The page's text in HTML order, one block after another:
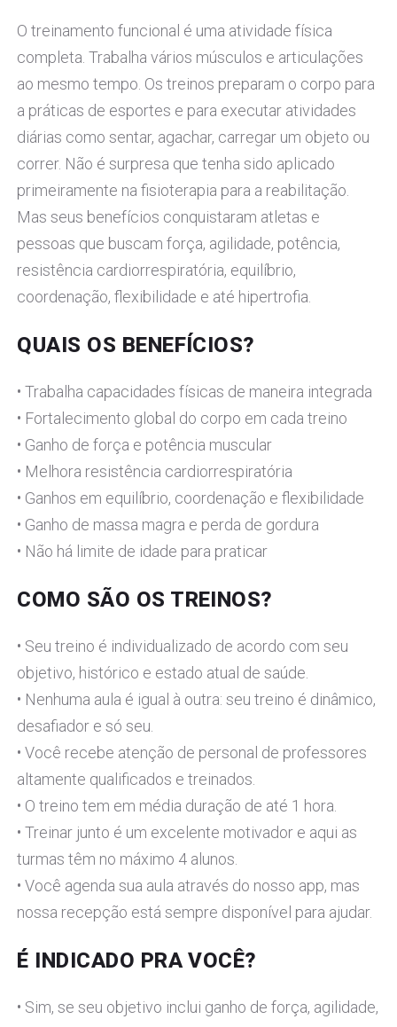
O treinamento funcional é uma atividade física
completa. Trabalha vários músculos e articulações
ao mesmo tempo. Os treinos preparam o corpo para
a práticas de esportes e para executar atividades
diárias como sentar, agachar, carregar um objeto ou
correr. Não é surpresa que tenha sido aplicado
primeiramente na fisioterapia para a reabilitação.
Mas seus benefícios conquistaram atletas e
pessoas que buscam força, agilidade, potência,
resistência cardiorrespiratória, equilíbrio,
coordenação, flexibilidade e até hipertrofia.
QUAIS OS BENEFÍCIOS?
• Trabalha capacidades físicas de maneira integrada
• Fortalecimento global do corpo em cada treino
• Ganho de força e potência muscular
• Melhora resistência cardiorrespiratória
• Ganhos em equilíbrio, coordenação e flexibilidade
• Ganho de massa magra e perda de gordura
• Não há limite de idade para praticar
COMO SÃO OS TREINOS?
• Seu treino é individualizado de acordo com seu
objetivo, histórico e estado atual de saúde.
• Nenhuma aula é igual à outra: seu treino é dinâmico,
desafiador e só seu.
• Você recebe atenção de personal de professores
altamente qualificados e treinados.
• O treino tem em média duração de até 1 hora.
• Treinar junto é um excelente motivador e aqui as
turmas têm no máximo 4 alunos.
• Você agenda sua aula através do nosso app, mas
nossa recepção está sempre disponível para ajudar.
É INDICADO PRA VOCÊ?
• Sim, se seu objetivo inclui ganho de força, agilidade,